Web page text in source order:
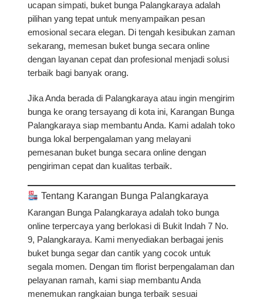
ucapan simpati, buket bunga Palangkaraya adalah
pilihan yang tepat untuk menyampaikan pesan
emosional secara elegan. Di tengah kesibukan zaman
sekarang, memesan buket bunga secara online
dengan layanan cepat dan profesional menjadi solusi
terbaik bagi banyak orang.
Jika Anda berada di Palangkaraya atau ingin mengirim
bunga ke orang tersayang di kota ini, Karangan Bunga
Palangkaraya siap membantu Anda. Kami adalah toko
bunga lokal berpengalaman yang melayani
pemesanan buket bunga secara online dengan
pengiriman cepat dan kualitas terbaik.
Tentang Karangan Bunga Palangkaraya
Karangan Bunga Palangkaraya adalahtoko bunga
online terpercayayang berlokasi di Bukit Indah 7 No.
9, Palangkaraya. Kami menyediakan berbagai jenis
buket bunga segar dan cantik yang cocok untuk
segala momen. Dengan tim florist berpengalaman dan
pelayanan ramah, kami siap membantu Anda
menemukan rangkaian bunga terbaik sesuai